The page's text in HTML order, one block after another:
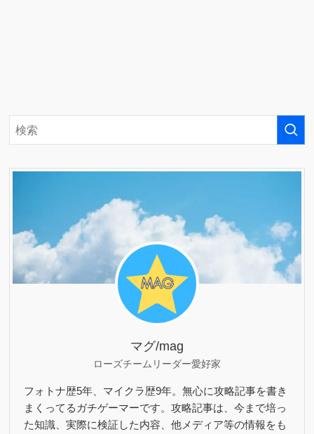
マグ/mag
ローズチームリーダー愛好家
フォトナ歴5年、マイクラ歴9年。無心に攻略記事を書き
まくってるガチゲーマーです。攻略記事は、今まで培っ
た知識、実際に検証した内容、他メディア等の情報をも